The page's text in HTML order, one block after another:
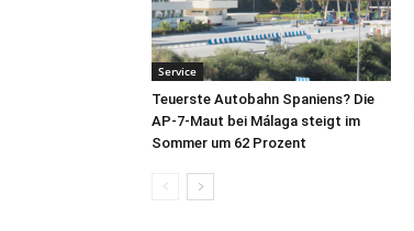
Service
Teuerste Autobahn Spaniens? Die
AP-7-Maut bei Málaga steigt im
Sommer um 62 Prozent